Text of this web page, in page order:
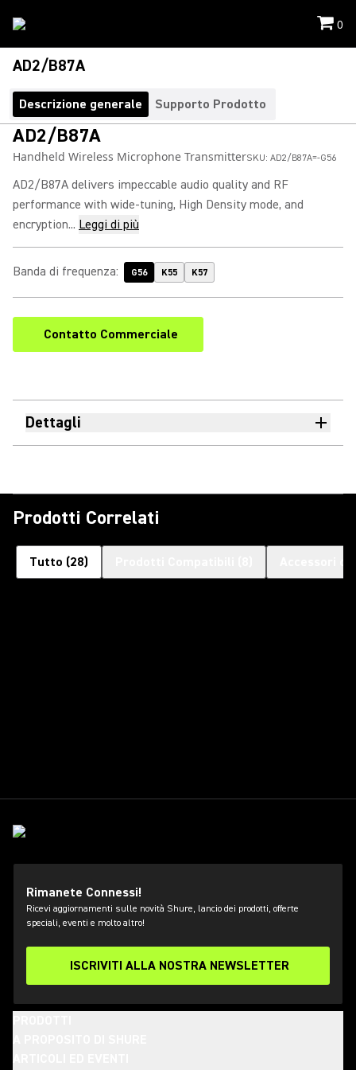
0
AD2/B87A
Descrizione generale Supporto Prodotto
AD2/B87A
Handheld Wireless Microphone TransmitterSKU: AD2/B87A=-G56
AD2/B87A delivers impeccable audio quality and RF
performance with wide-tuning, High Density mode, and
encryption... Leggi di più
Banda di frequenza: G56 K55 K57
Contatto Commerciale
Dettagli
Prodotti Correlati
Tutto (28)
Rimanete Connessi!
Ricevi aggiornamenti sulle novità Shure, lancio dei prodotti, offerte
speciali, eventi e molto altro!
ISCRIVITI ALLA NOSTRA NEWSLETTER